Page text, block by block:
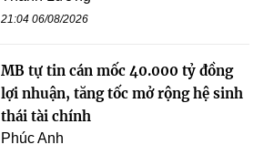
21:04 06/08/2026
MB tự tin cán mốc 40.000 tỷ đồng
lợi nhuận, tăng tốc mở rộng hệ sinh
thái tài chính
Phúc Anh